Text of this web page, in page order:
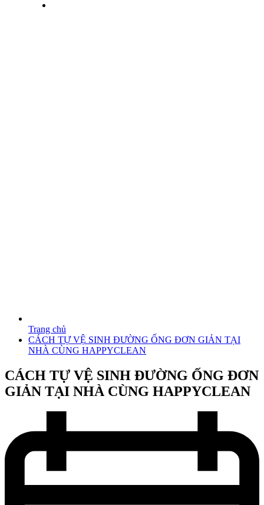
Trang chủ
CÁCH TỰ VỆ SINH ĐƯỜNG ỐNG ĐƠN GIẢN TẠI
NHÀ CÙNG HAPPYCLEAN
CÁCH TỰ VỆ SINH ĐƯỜNG ỐNG ĐƠN
GIẢN TẠI NHÀ CÙNG HAPPYCLEAN